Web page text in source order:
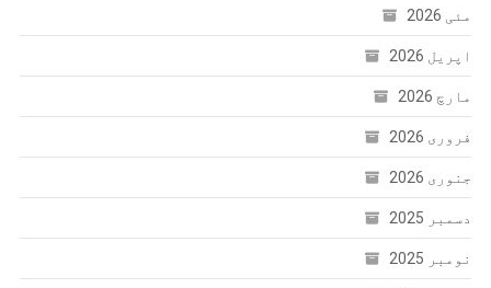
مئی 2026
اپریل 2026
مارچ 2026
فروری 2026
جنوری 2026
دسمبر 2025
نومبر 2025